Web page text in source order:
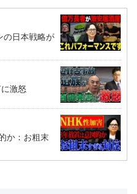
の日本戦略が
激怒
か：お粗末